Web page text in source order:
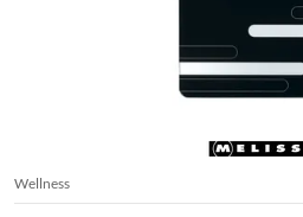
Wellness